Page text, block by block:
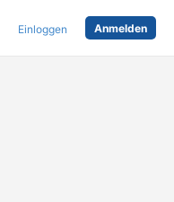
Einloggen Anmelden